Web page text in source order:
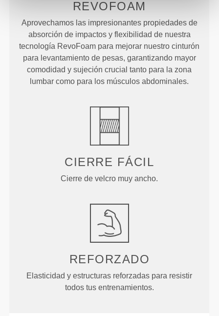
REVOFOAM
Aprovechamos las impresionantes propiedades de
absorción de impactos y flexibilidad de nuestra
tecnología RevoFoam para mejorar nuestro cinturón
para levantamiento de pesas, garantizando mayor
comodidad y sujeción crucial tanto para la zona
lumbar como para los músculos abdominales.
CIERRE FÁCIL
Cierre de velcro muy ancho.
REFORZADO
Elasticidad y estructuras reforzadas para resistir
todos tus entrenamientos.